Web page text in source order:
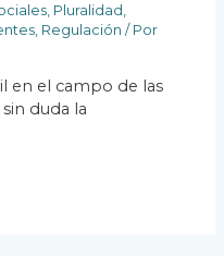
Pluralidad
Regulación / Por
en el campo de las
duda la